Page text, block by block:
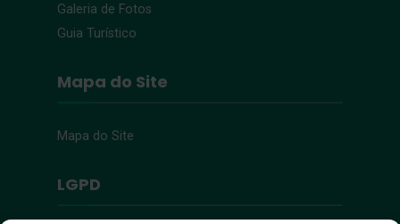
Galeria de Fotos
Guia Turístico
Mapa do Site
Mapa do Site
LGPD